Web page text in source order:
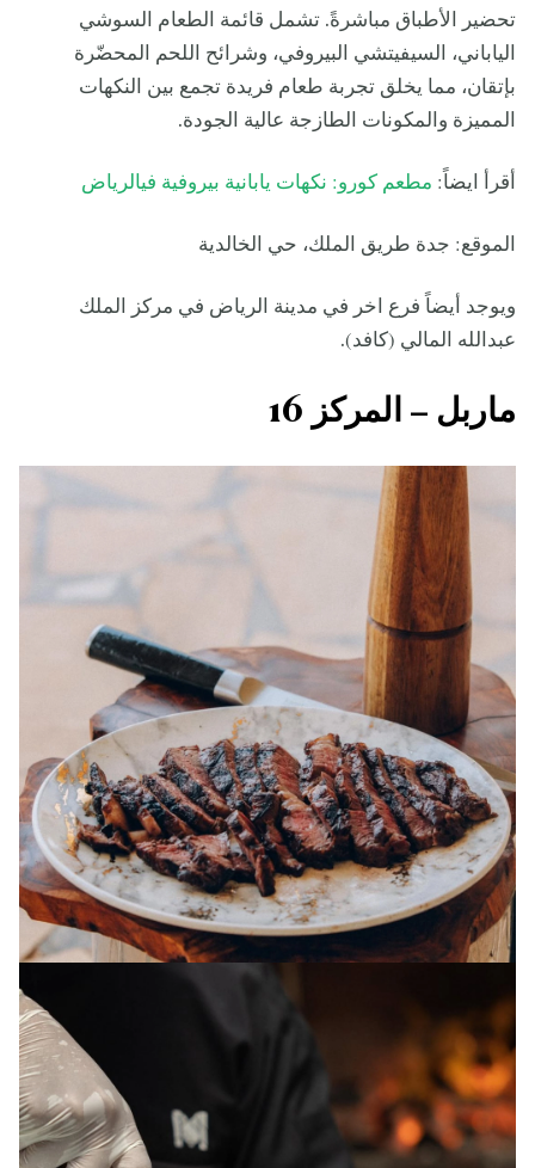
تحضير الأطباق مباشرةً. تشمل قائمة الطعام السوشي
الياباني، السيفيتشي البيروفي، وشرائح اللحم المحضّرة
بإتقان، مما يخلق تجربة طعام فريدة تجمع بين النكهات
المميزة والمكونات الطازجة عالية الجودة.
أقرأ ايضاً: مطعم كورو: نكهات يابانية بيروفية فيالرياض
الموقع: جدة طريق الملك، حي الخالدية
ويوجد أيضاً فرع اخر في مدينة الرياض في مركز الملك
عبدالله المالي (كافد).
ماربل – المركز 16